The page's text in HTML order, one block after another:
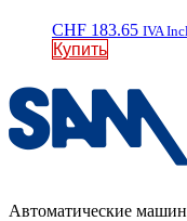
CHF 183.65 IVA
Купить
Автоматические